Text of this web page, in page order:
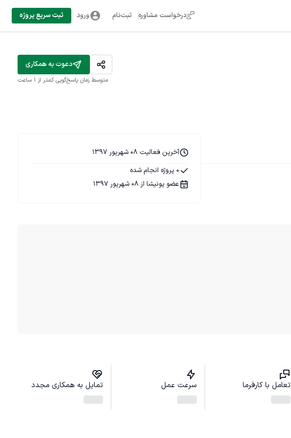
درخواست مشاوره ثبت‌نام ورود ثبت سریع پروژه
دعوت به همکاری
متوسط زمان پاسخ‌گویی کمتر از 1 ساعت
آخرین فعالیت 08 شهریور 1397
0 پروژه انجام شده
عضو پونیشا از 08 شهریور 1397
تعامل با کارفرما سرعت عمل تمایل به همکاری مجدد